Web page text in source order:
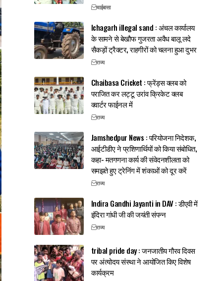
चाईबासा
Ichagarh illegal sand : अंचल कार्यालय
के सामने से बेखौफ गुजरता अवैध बालू लदे
सैकड़ों ट्रैक्टर, राहगीरों को चलना हुआ दुभर
राज्य
Chaibasa Cricket : फ्रेंड्स क्लब को
पराजित कर लट्टू उरांव क्रिकेट क्लब
क्वार्टर फाईनल में
राज्य
Jamshedpur News : परियोजना निदेशक,
आईटीडीए ने प्रशिणार्थियों को किया संबोधित,
कहा- मतगणना कार्य की संवेदनशीलता को
समझते हुए ट्रेनिंग में शंकाओं को दूर करें
राज्य
Indira Gandhi Jayanti in DAV : डीएवी में
इंदिरा गांधी जी की जयंती संपन्न
राज्य
tribal pride day : जनजातीय गौरव दिवस
पर अंत्योदय संस्था ने आयोजित किए विशेष
कार्यक्रम